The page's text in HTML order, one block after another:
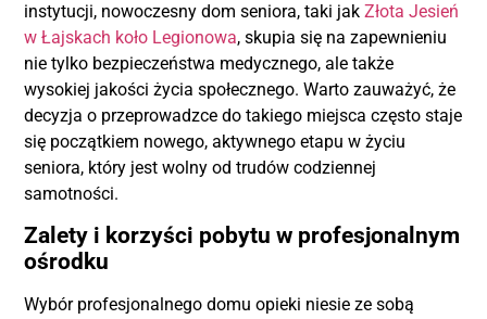
instytucji, nowoczesny dom seniora, taki jakZłota Jesień
w Łajskach koło Legionowa, skupia się na zapewnieniu
nie tylko bezpieczeństwa medycznego, ale także
wysokiej jakości życia społecznego. Warto zauważyć, że
decyzja o przeprowadzce do takiego miejsca często staje
się początkiem nowego, aktywnego etapu w życiu
seniora, który jest wolny od trudów codziennej
samotności.
Zalety i korzyści pobytu w profesjonalnym
ośrodku
Wybór profesjonalnego domu opieki niesie ze sobą